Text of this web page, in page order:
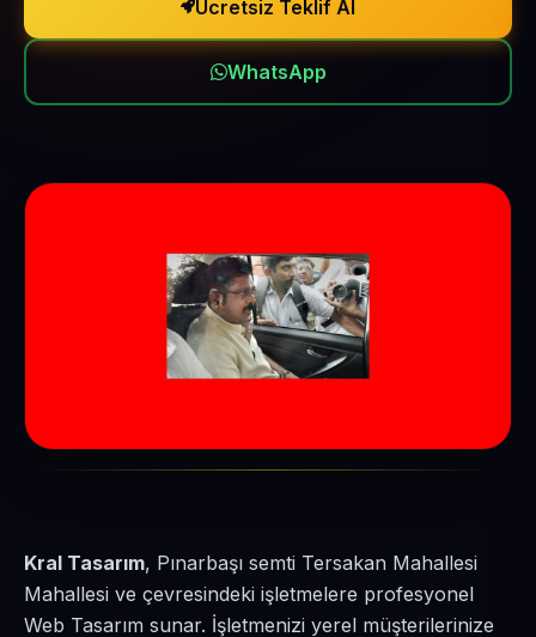
Ücretsiz Teklif Al
WhatsApp
Kral Tasarım, Pınarbaşı semti Tersakan Mahallesi
Mahallesi ve çevresindeki işletmelere profesyonel
Web Tasarım sunar. İşletmenizi yerel müşterilerinize